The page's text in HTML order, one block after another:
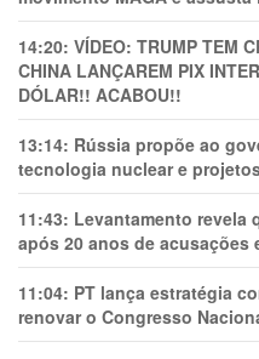
14:20: VÍDEO: TRUMP TEM
CHINA LANÇAREM PIX
DÓLAR!! ACABOU!!
13:14: Rússia propõe ao
tecnologia nuclear e
11:43: Levantamento revela
após 20 anos de acusações
11:04: PT lança estratégia
renovar o Congresso